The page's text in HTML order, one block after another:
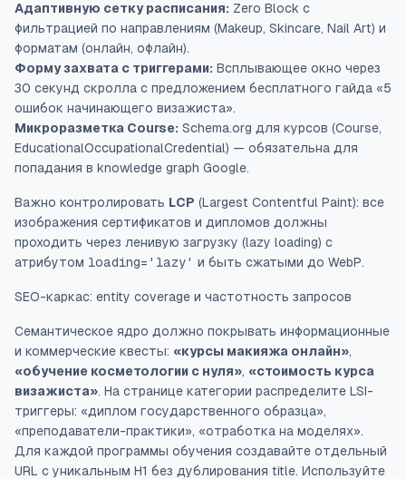
Адаптивную сетку расписания: Zero Block с
фильтрацией по направлениям (Makeup, Skincare, Nail Art) и
форматам (онлайн, офлайн).
Форму захвата с триггерами: Всплывающее окно через
30 секунд скролла с предложением бесплатного гайда «5
ошибок начинающего визажиста».
Микроразметка Course: Schema.org для курсов (Course,
EducationalOccupationalCredential) — обязательна для
попадания в knowledge graph Google.
Важно контролировать LCP (Largest Contentful Paint): все
изображения сертификатов и дипломов должны
проходить через ленивую загрузку (lazy loading) с
атрибутом loading='lazy' и быть сжатыми до WebP.
SEO-каркас: entity coverage и частотность запросов
Семантическое ядро должно покрывать информационные
и коммерческие квесты: «курсы макияжа онлайн»,
«обучение косметологии с нуля», «стоимость курса
визажиста». На странице категории распределите LSI-
триггеры: «диплом государственного образца»,
«преподаватели-практики», «отработка на моделях».
Для каждой программы обучения создавайте отдельный
URL с уникальным H1 без дублирования title. Используйте